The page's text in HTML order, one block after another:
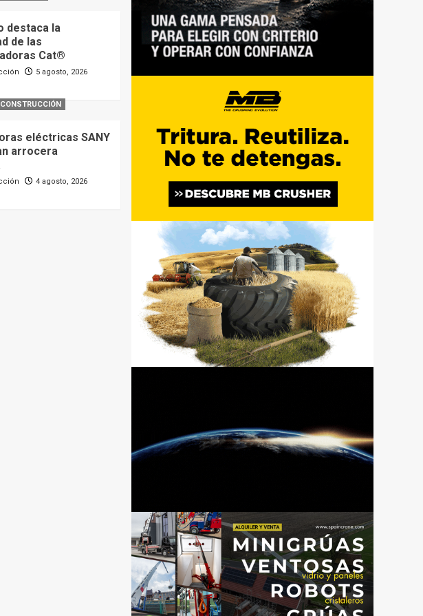
destaca la
de las
Cat®
5 agosto, 2026
CONSTRUCCIÓN
eléctricas SANY
arrocera
4 agosto, 2026